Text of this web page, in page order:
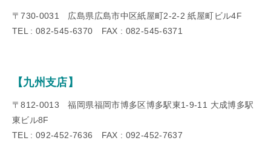
〒730-0031 広島県広島市中区紙屋町2-2-2 紙屋町ビル4F
TEL : 082-545-6370 FAX : 082-545-6371
【九州支店】
〒812-0013 福岡県福岡市博多区博多駅東1-9-11 大成博多駅
東ビル8F
TEL : 092-452-7636 FAX : 092-452-7637